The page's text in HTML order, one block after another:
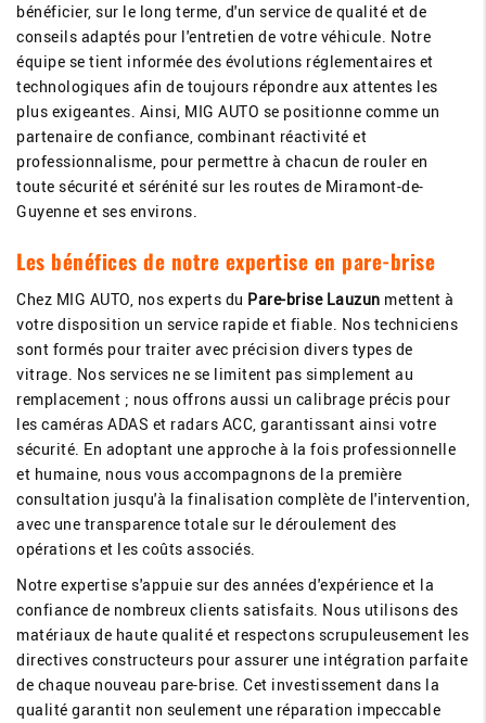
bénéficier, sur le long terme, d'un service de qualité et de
conseils adaptés pour l'entretien de votre véhicule. Notre
équipe se tient informée des évolutions réglementaires et
technologiques afin de toujours répondre aux attentes les
plus exigeantes. Ainsi, MIG AUTO se positionne comme un
partenaire de confiance, combinant réactivité et
professionnalisme, pour permettre à chacun de rouler en
toute sécurité et sérénité sur les routes de Miramont-de-
Guyenne et ses environs.
Les bénéfices de notre expertise en pare-brise
Chez MIG AUTO, nos experts du Pare-brise Lauzun mettent à
votre disposition un service rapide et fiable. Nos techniciens
sont formés pour traiter avec précision divers types de
vitrage. Nos services ne se limitent pas simplement au
remplacement ; nous offrons aussi un calibrage précis pour
les caméras ADAS et radars ACC, garantissant ainsi votre
sécurité. En adoptant une approche à la fois professionnelle
et humaine, nous vous accompagnons de la première
consultation jusqu'à la finalisation complète de l'intervention,
avec une transparence totale sur le déroulement des
opérations et les coûts associés.
Notre expertise s'appuie sur des années d'expérience et la
confiance de nombreux clients satisfaits. Nous utilisons des
matériaux de haute qualité et respectons scrupuleusement les
directives constructeurs pour assurer une intégration parfaite
de chaque nouveau pare-brise. Cet investissement dans la
qualité garantit non seulement une réparation impeccable